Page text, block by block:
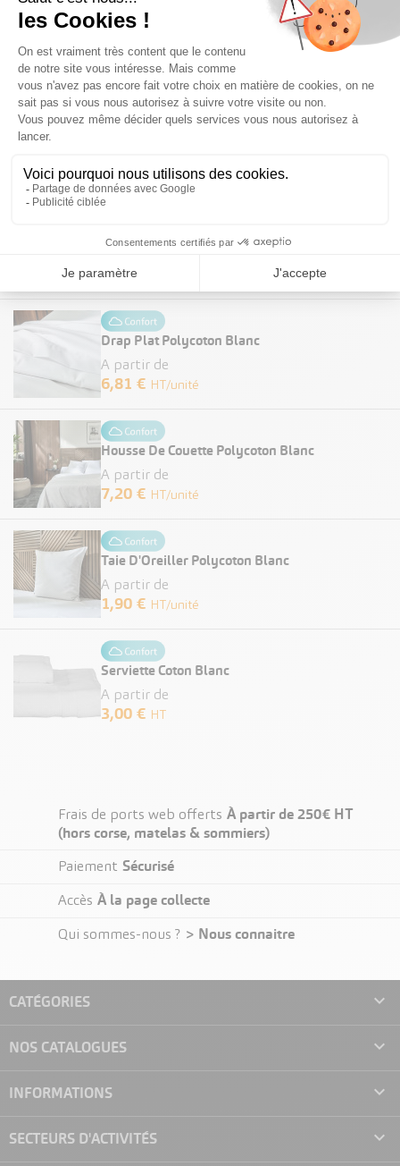
0,70 €
Kit De Couchage Housse De Couette - Long
Sejour
6,15 € HT
3,25 €
Drap Plat Polycoton Blanc
A partir de
6,81 € HT/unité
Housse De Couette Polycoton Blanc
A partir de
7,20 € HT/unité
Taie D'Oreiller Polycoton Blanc
A partir de
1,90 € HT/unité
Serviette Coton Blanc
A partir de
3,00 € HT
Frais de ports web offerts À partir de 250€ HT
(hors corse, matelas & sommiers)
Paiement Sécurisé
Accès À la page collecte
Qui sommes-nous ? > Nous connaitre
CATÉGORIES 
NOS CATALOGUES 
INFORMATIONS 
SECTEURS D'ACTIVITÉS 